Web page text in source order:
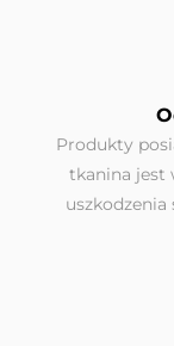
Produkty
tkanina jest